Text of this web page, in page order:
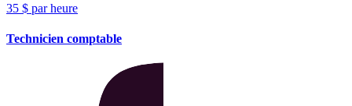
35 $ par heure
Technicien comptable